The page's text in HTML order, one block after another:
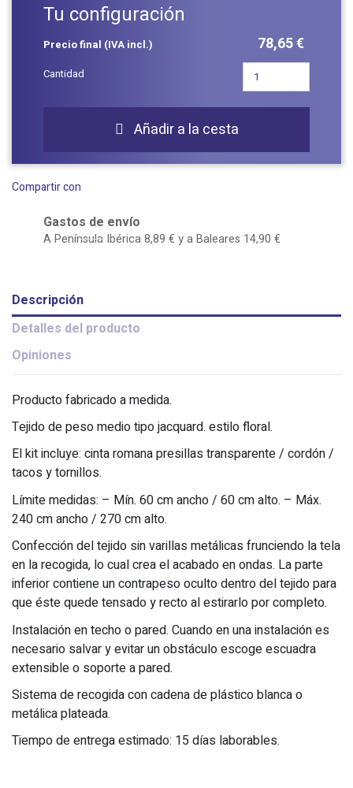
Tu configuración
Precio final (IVA incl.) 78,65 €
Cantidad
 Añadir a la cesta
Compartir con
Gastos de envío
A Península Ibérica 8,89 € y a Baleares 14,90 €
Descripción
Detalles del producto
Opiniones
Producto fabricado a medida.
Tejido de peso medio tipo jacquard. estilo floral.
El kit incluye: cinta romana presillas transparente / cordón /
tacos y tornillos.
Límite medidas: – Mín. 60 cm ancho / 60 cm alto. – Máx.
240 cm ancho / 270 cm alto.
Confección del tejido sin varillas metálicas frunciendo la tela
en la recogida, lo cual crea el acabado en ondas. La parte
inferior contiene un contrapeso oculto dentro del tejido para
que éste quede tensado y recto al estirarlo por completo.
Instalación en techo o pared. Cuando en una instalación es
necesario salvar y evitar un obstáculo escoge escuadra
extensible o soporte a pared.
Sistema de recogida con cadena de plástico blanca o
metálica plateada.
Tiempo de entrega estimado: 15 días laborables.